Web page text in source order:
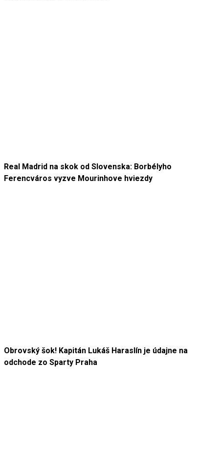
Real Madrid na skok od Slovenska: Borbélyho
Ferencváros vyzve Mourinhove hviezdy
Obrovský šok! Kapitán Lukáš Haraslín je údajne na
odchode zo Sparty Praha